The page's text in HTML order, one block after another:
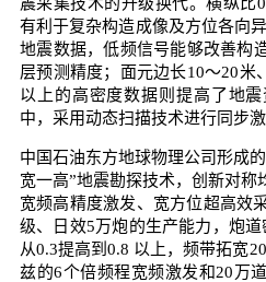
有利于复杂构造成像及方位各向
地震数据，低频信号能够改善构
层预测精度；面元边长10～20米
以上的高密度数据则提高了地
中，采用动态扫描技术进行同步
中国石油东方地球物理公司形成
宽一高”地震勘探技术，创新对称
宽频高精度激发、宽方位超高效
级、日效5万炮的生产能力，炮
从0.3提高到0.8 以上，频带拓宽
兹的6个倍频程宽频激发和20万